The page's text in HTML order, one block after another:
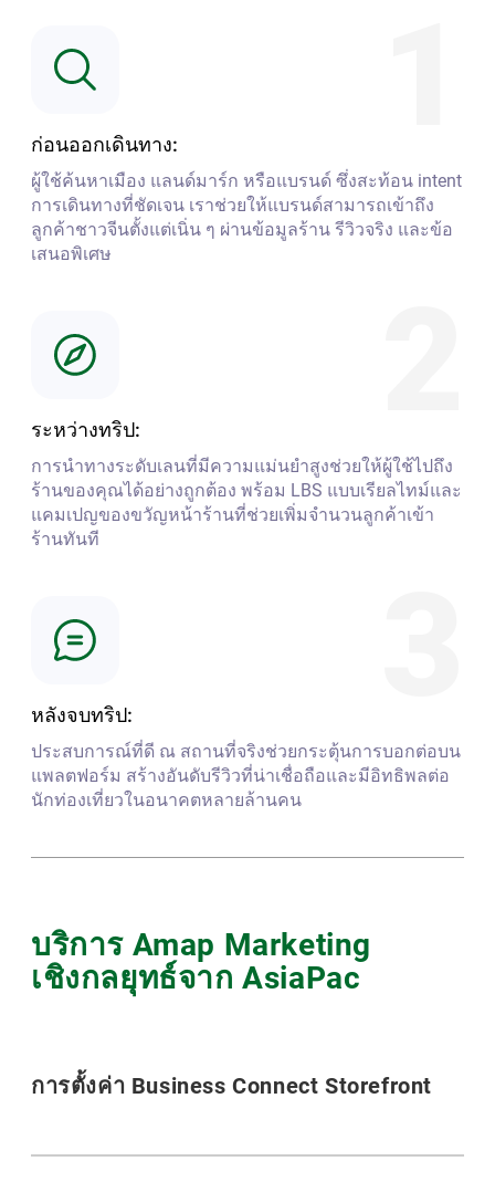
ก่อนออกเดินทาง:
ผู้ใช้ค้นหาเมือง แลนด์มาร์ก หรือแบรนด์ ซึ่งสะท้อน intent
การเดินทางที่ชัดเจน เราช่วยให้แบรนด์สามารถเข้าถึง
ลูกค้าชาวจีนตั้งแต่เนิ่น ๆ ผ่านข้อมูลร้าน รีวิวจริง และข้อ
เสนอพิเศษ
ระหว่างทริป:
การนำทางระดับเลนที่มีความแม่นยำสูงช่วยให้ผู้ใช้ไปถึง
ร้านของคุณได้อย่างถูกต้อง พร้อม LBS แบบเรียลไทม์และ
แคมเปญของขวัญหน้าร้านที่ช่วยเพิ่มจำนวนลูกค้าเข้า
ร้านทันที
หลังจบทริป:
ประสบการณ์ที่ดี ณ สถานที่จริงช่วยกระตุ้นการบอกต่อบน
แพลตฟอร์ม สร้างอันดับรีวิวที่น่าเชื่อถือและมีอิทธิพลต่อ
นักท่องเที่ยวในอนาคตหลายล้านคน
บริการ Amap Marketing
เชิงกลยุทธ์จาก AsiaPac
การตั้งค่า Business Connect Storefront